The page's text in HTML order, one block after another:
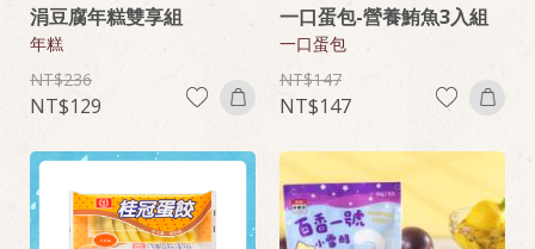
涓豆腐年糕雙享組
年糕
236
129
一口蛋包-營養鮪魚3入組
一口蛋包
147
147